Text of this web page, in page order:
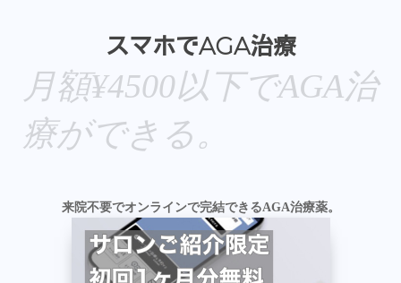
スマホでAGA治療
月額¥4500以下でAGA治
療ができる。
来院不要でオンラインで完結できるAGA治療薬。